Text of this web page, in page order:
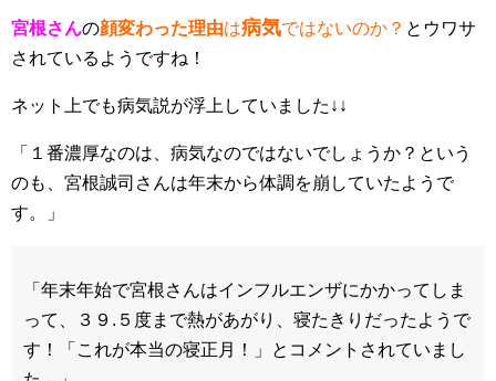
宮根さんの顔変わった理由は病気ではないのか？ とウワサ
されているようですね！
ネット上でも病気説が浮上していました↓↓
「１番濃厚なのは、病気なのではないでしょうか？という
のも、宮根誠司さんは年末から体調を崩していたようで
す。」
「年末年始で宮根さんはインフルエンザにかかってしま
って、３９.５度まで熱があがり、寝たきりだったようで
す！「これが本当の寝正月！」とコメントされていまし